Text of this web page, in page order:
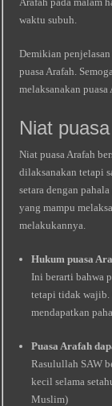
waktu subuh.
Demikian
puasa Arafah.
melaksanakan puasa
Niat
Niat puasa Arafah
dilaksanakan tetapi
setara dengan
yang mampu
melakukannya.
Hukum puasa
Ini berarti bahwa
tetapi tidak wajib.
mendapatkan
Puasa Arafah
Rasulullah SAW
kecil selama
Muslim)